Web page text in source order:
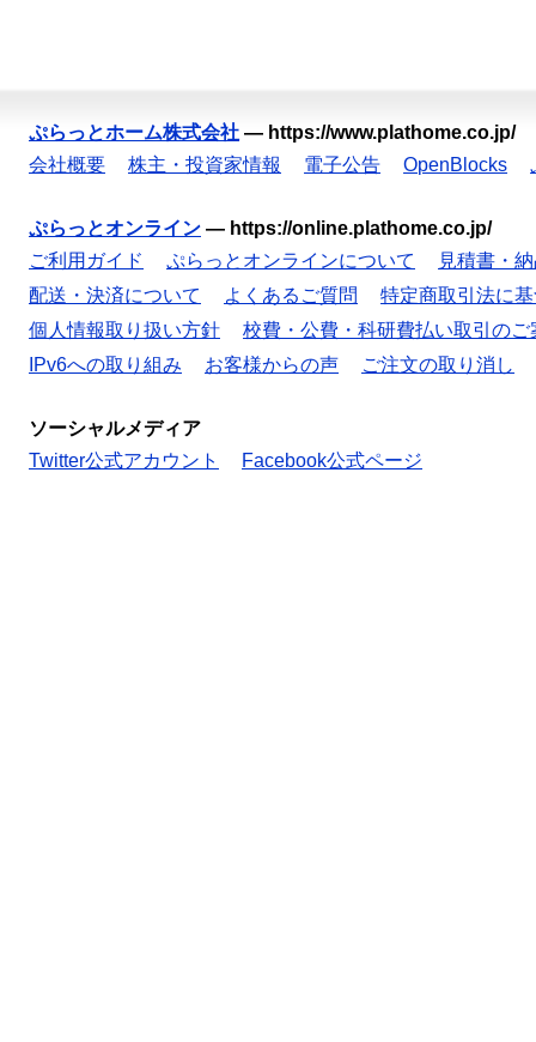
ぷらっとホーム株式会社 — https://www.plathome.co.jp/
会社概要
株主・投資家情報 電子公告 OpenBlocks
ぷらっとオンライン — https://online.plathome.co.jp/
ご利用ガイド
ぷらっとオンラインについて
見積書・
配送・決済について
よくあるご質問
特定商取引法に
個人情報取り扱い方針
校費・公費・科研費払い取引のご
IPv6への取り組み
お客様からの声 ご注文の取り消し
ソーシャルメディア
Twitter公式アカウント
Facebook公式ページ